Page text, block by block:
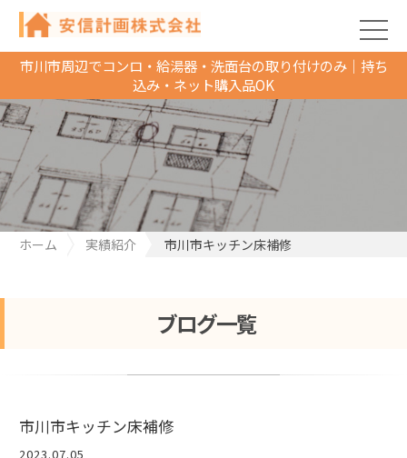
市川市周辺でコンロ・給湯器・洗面台の取り付けのみ｜持ち
込み・ネット購入品OK
ホーム 実績紹介 市川市キッチン床補修
ブログ一覧
市川市キッチン床補修
2023.07.05